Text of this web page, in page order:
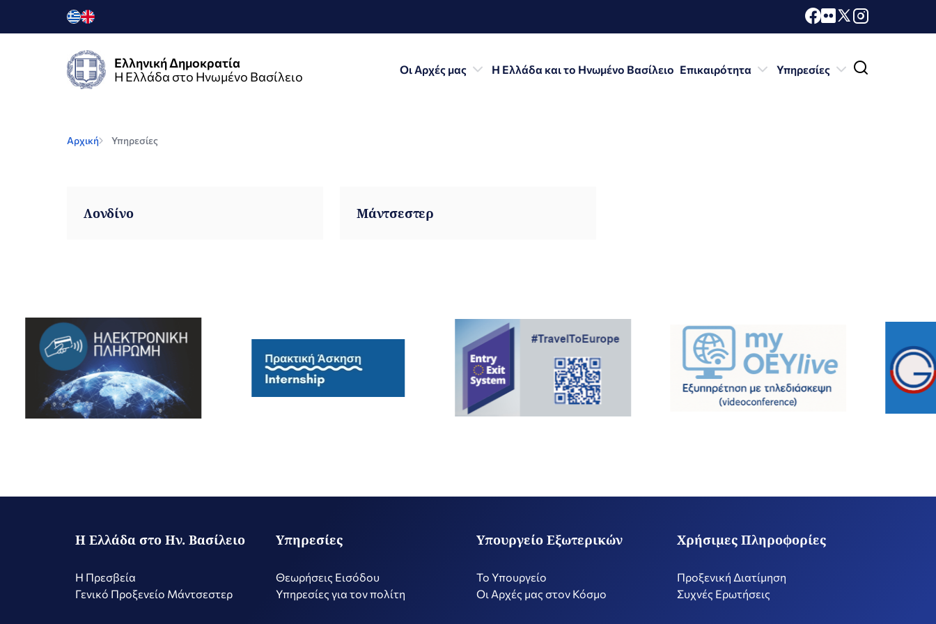
Ελληνική Δημοκρατία
Η Ελλάδα στο Ηνωμένο Βασίλειο
Οι Αρχές μας Η Ελλάδα και το Ηνωμένο Βασίλειο Επικαιρότητα Υπηρεσίες
Αρχική Υπηρεσίες
Λονδίνο Μάντσεστερ
Η Ελλάδα στο Ην. Βασίλειο
Η Πρεσβεία
Γενικό Προξενείο Μάντσεστερ
Υπηρεσίες
Θεωρήσεις Εισόδου
Υπηρεσίες για τον πολίτη
Υπουργείο Εξωτερικών
Το Υπουργείο
Οι Αρχές μας στον Κόσμο
Χρήσιμες Πληροφορίες
Προξενική Διατίμηση
Συχνές Ερωτήσεις